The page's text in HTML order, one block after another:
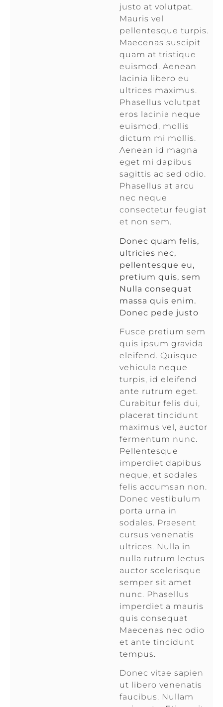
justo at volutpat.
Mauris vel
pellentesque turpis.
Maecenas suscipit
quam at tristique
euismod. Aenean
lacinia libero eu
ultrices maximus.
Phasellus volutpat
eros lacinia neque
euismod, mollis
dictum mi mollis.
Aenean id magna
eget mi dapibus
sagittis ac sed odio.
Phasellus at arcu
nec neque
consectetur feugiat
et non sem.
Donec quam felis,
ultricies nec,
pellentesque eu,
pretium quis, sem
Nulla consequat
massa quis enim.
Donec pede justo
Fusce pretium sem
quis ipsum gravida
eleifend. Quisque
vehicula neque
turpis, id eleifend
ante rutrum eget.
Curabitur felis dui,
placerat tincidunt
maximus vel, auctor
fermentum nunc.
Pellentesque
imperdiet dapibus
neque, et sodales
felis accumsan non.
Donec vestibulum
porta urna in
sodales. Praesent
cursus venenatis
ultrices. Nulla in
nulla rutrum lectus
auctor scelerisque
semper sit amet
nunc. Phasellus
imperdiet a mauris
quis consequat
Maecenas nec odio
et ante tincidunt
tempus.
Donec vitae sapien
ut libero venenatis
faucibus. Nullam